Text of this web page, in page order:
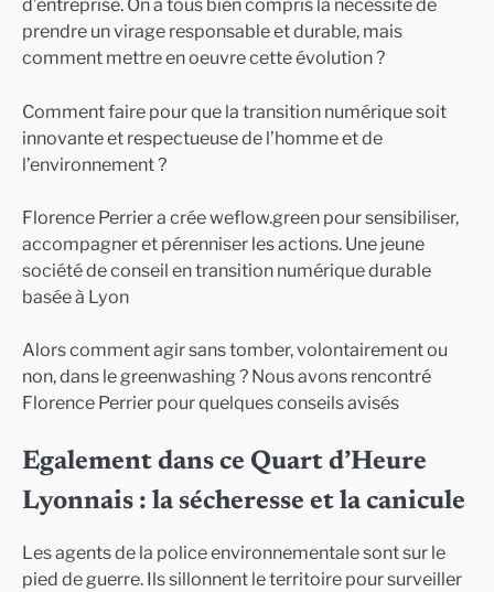
d’entreprise. On a tous bien compris la nécessité de
prendre un virage responsable et durable, mais
comment mettre en oeuvre cette évolution ?
Comment faire pour que la transition numérique soit
innovante et respectueuse de l’homme et de
l’environnement ?
Florence Perrier a crée weflow.green pour sensibiliser,
accompagner et pérenniser les actions. Une jeune
société de conseil en transition numérique durable
basée à Lyon
Alors comment agir sans tomber, volontairement ou
non, dans le greenwashing ? Nous avons rencontré
Florence Perrier pour quelques conseils avisés
Egalement dans ce Quart d’Heure
Lyonnais : la sécheresse et la canicule
Les agents de la police environnementale sont sur le
pied de guerre. Ils sillonnent le territoire pour surveiller